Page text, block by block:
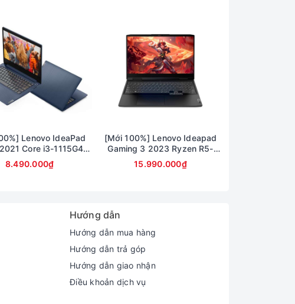
Lenovo IdeaPad
Core i3-1115G4/
SSD 128G/ VGA UHD
G4/ 15.6 inch FHD
8.490.000₫
[Mới 100%] Lenovo Ideapad
Gaming 3 2023 Ryzen R5-
7535HS/ 8GB/ 512GB/ RTX
2050 4GB/ 15.6inch FHD
15.990.000₫
Hướng dẫn
Hướng dẫn mua hàng
Hướng dẫn trả góp
Hướng dẫn giao nhận
Điều khoản dịch vụ